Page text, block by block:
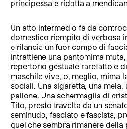
principessa è ridotta a
Un atto intermedio fa da
domestico riempito di verbosa
e rilancia un fuoricampo di
intrattiene una pantomima
repertorio gestuale rarefatto e
maschile vive, o, meglio, mima
sociali. Una sigaretta, una mela,
pallone. Una schermaglia di
Tito, presto travolta da un
seminudo, fasciato e fascista,
quel che sembra rimanere della